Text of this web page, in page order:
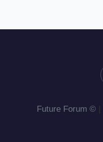
Future Forum ©